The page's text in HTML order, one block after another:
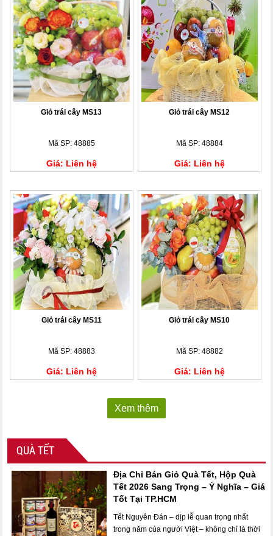
Giỏ trái cây MS13
Mã SP: 48885
Giá: Liên hệ
Giỏ trái cây MS12
Mã SP: 48884
Giá: Liên hệ
Giỏ trái cây MS11
Mã SP: 48883
Giá: Liên hệ
Giỏ trái cây MS10
Mã SP: 48882
Giá: Liên hệ
Xem thêm
QUÀ TẾT
Địa Chỉ Bán Giỏ Quà Tết, Hộp Quà
Tết 2026 Sang Trọng – Ý Nghĩa – Giá
Tốt Tại TP.HCM
Tết Nguyên Đán – dịp lễ quan trọng nhất
trong năm của người Việt – không chỉ là thời